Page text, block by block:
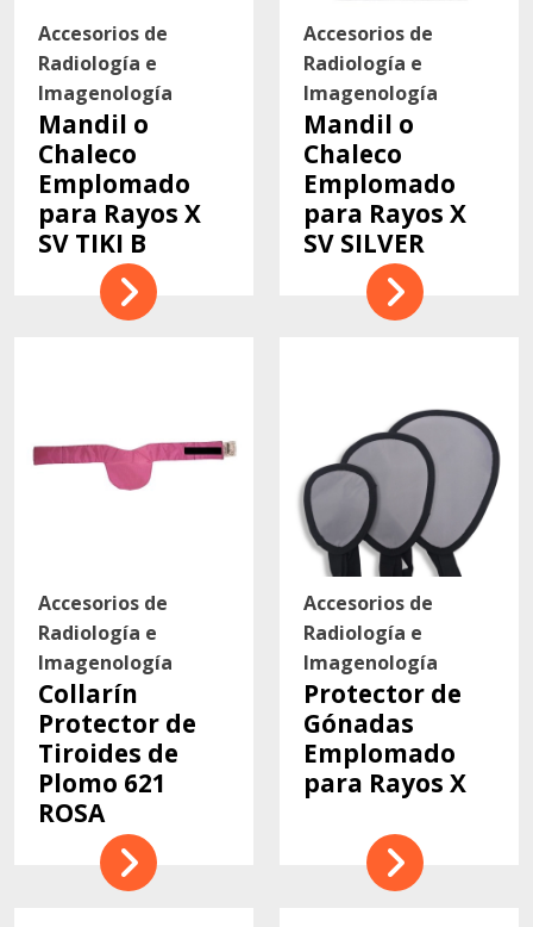
Accesorios de
Radiología e
Imagenología
Mandil o
Chaleco
Emplomado
para Rayos X
SV TIKI B
Accesorios de
Radiología e
Imagenología
Mandil o
Chaleco
Emplomado
para Rayos X
SV SILVER
Accesorios de
Radiología e
Imagenología
Collarín
Protector de
Tiroides de
Plomo 621
ROSA
Accesorios de
Radiología e
Imagenología
Protector de
Gónadas
Emplomado
para Rayos X